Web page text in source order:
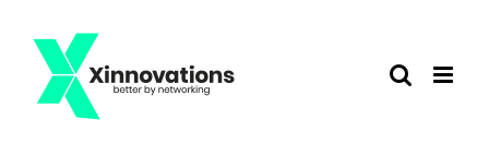
Inhalt
springen